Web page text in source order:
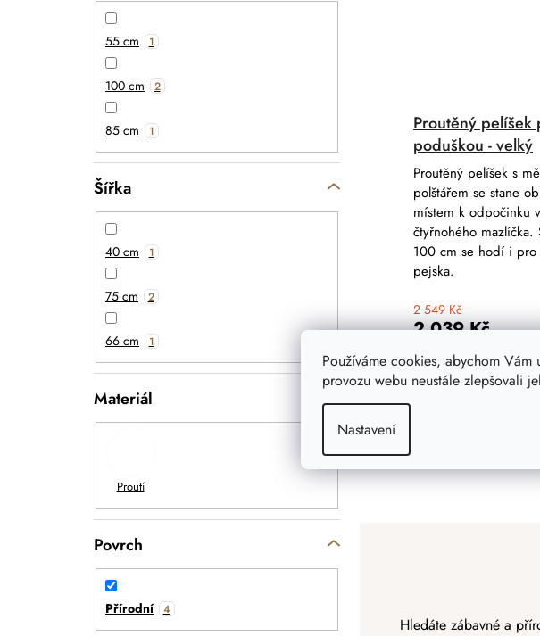
Používáme cookies, abychom
provozu webu neustále zlepšovali
Nastavení
55 cm 1
100 cm 2
85 cm 1
Šířka
40 cm 1
75 cm 2
66 cm 1
Materiál
Povrch
Přírodní 4
Proutěný pelíšek
poduškou - velký
2 039 Kč
2 549 Kč
DO
Proutěný pelíšek s
polštářem se stane
místem k odpočinku
čtyřnohého mazlíčka.
100 cm se hodí i pro
pejska.
Hledáte zábavné a